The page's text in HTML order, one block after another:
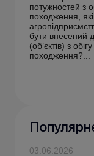
потужностей з
походження,
бути внесений
(об’єктів) з
походження?...
03.06.2026